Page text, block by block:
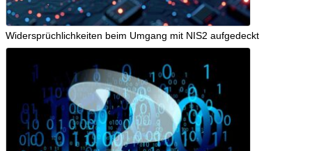
Widersprüchlichkeiten beim Umgang mit NIS2 aufgedeckt